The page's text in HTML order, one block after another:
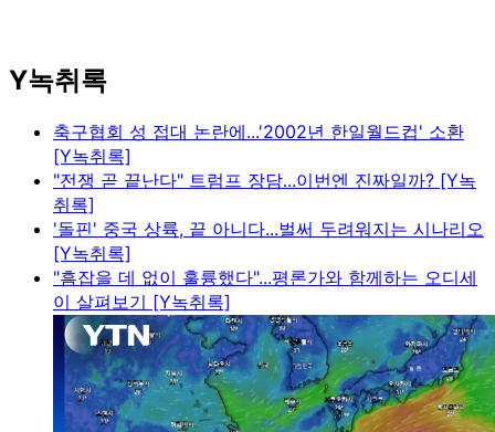
Y녹취록
축구협회 성 접대 논란에...'2002년 한일월드컵' 소환
[Y녹취록]
"전쟁 곧 끝난다" 트럼프 장담...이번엔 진짜일까? [Y녹
취록]
'돌핀' 중국 상륙, 끝 아니다...벌써 두려워지는 시나리오
[Y녹취록]
"흠잡을 데 없이 훌륭했다"...평론가와 함께하는 오디세
이 살펴보기 [Y녹취록]